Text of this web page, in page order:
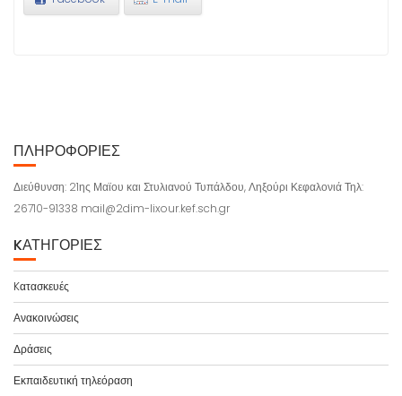
ΠΛΗΡΟΦΟΡΊΕΣ
Διεύθυνση: 21ης Μαϊου και Στυλιανού Τυπάλδου, Ληξούρι Κεφαλονιά Τηλ:
26710-91338 mail@2dim-lixour.kef.sch.gr
KΑΤΗΓΟΡΊΕΣ
Kατασκευές
Ανακοινώσεις
Δράσεις
Εκπαιδευτική τηλεόραση